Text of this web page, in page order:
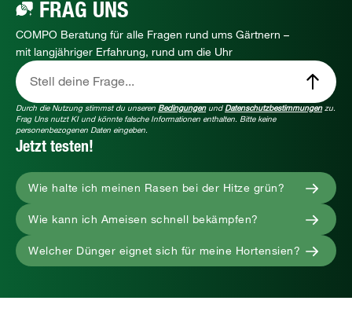
FRAG UNS
COMPO Beratung für alle Fragen rund ums Gärtnern –
mit langjähriger Erfahrung, rund um die Uhr
Stell deine Frage...
Durch die Nutzung stimmst du unseren BedingungenundDatenschutzbestimmungenzu.
Frag Uns nutzt KI und könnte falsche Informationen enthalten. Bitte keine
personenbezogenen Daten eingeben.
Jetzt testen!
Wie halte ich meinen Rasen bei der Hitze grün?
Wie kann ich Ameisen schnell bekämpfen?
Welcher Dünger eignet sich für meine Hortensien?